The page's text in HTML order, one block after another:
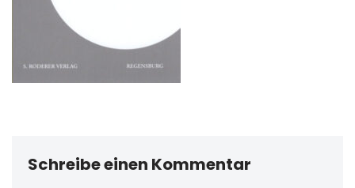
Schreibe einen Kommentar